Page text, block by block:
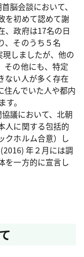
脳会談において、
を初めて認めて謝
、政府は17名の日
、そのうち５名
しましたが、他の
その他にも、特定
ない人が多く存在
住んでいた人や都内
。
議において、北朝
人に関する包括的
クホルム合意）し
年２月には調
を一方的に宣言し